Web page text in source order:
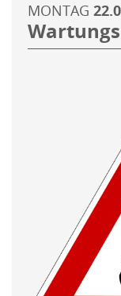
MONTAG